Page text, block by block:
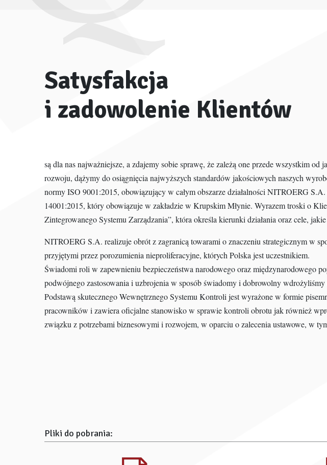
Satysfakcja
i zadowolenie Klientów
są dla nas najważniejsze, a zdajemy sobie sprawę, że zależą one przede wszystkim
rozwoju, dążymy do osiągnięcia najwyższych standardów jakościowych naszych
normy ISO 9001:2015, obowiązujący w całym obszarze działalności NITROERG
14001:2015, który obowiązuje w zakładzie w Krupskim Młynie. Wyrazem troski o
Zintegrowanego Systemu Zarządzania”, która określa kierunki działania oraz cele,
NITROERG S.A. realizuje obrót z zagranicą towarami o znaczeniu strategicznym w
przyjętymi przez porozumienia nieproliferacyjne, których Polska jest uczestnikiem.
Świadomi roli w zapewnieniu bezpieczeństwa narodowego oraz międzynarodowego
podwójnego zastosowania i uzbrojenia w sposób świadomy i dobrowolny
Podstawą skutecznego Wewnętrznego Systemu Kontroli jest wyrażone w formie
pracowników i zawiera oficjalne stanowisko w sprawie kontroli obrotu jak również
związku z potrzebami biznesowymi i rozwojem, w oparciu o zalecenia ustawowe, w
Pliki do pobrania: